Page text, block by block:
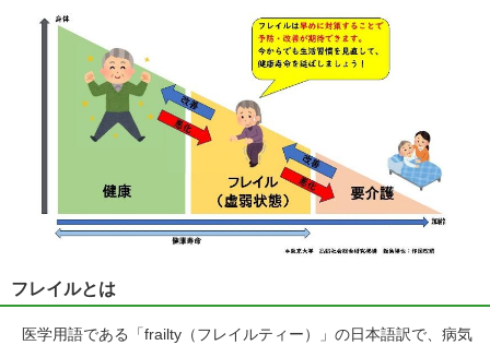
フレイルとは
医学用語である「frailty（フレイルティー）」の日本語訳で、病気